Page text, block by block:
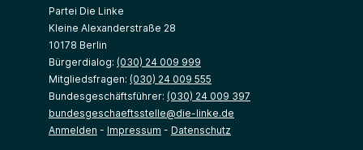
Partei Die Linke
Kleine Alexanderstraße 28
10178 Berlin
Bürgerdialog: (030) 24 009 999
Mitgliedsfragen: (030) 24 009 555
Bundesgeschäftsführer: (030) 24 009 397
bundesgeschaeftsstelle@die-linke.de
Anmelden - Impressum - Datenschutz